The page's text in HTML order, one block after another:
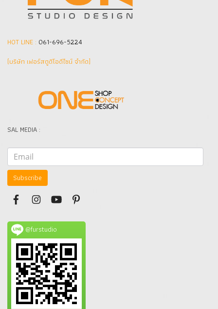
HOT LINE : 061-696-5224
(บริษัท เฟอร์สตูดิโอดีไซน์ จำกัด]
SAL MEDIA :
Subscribe
@furstudio